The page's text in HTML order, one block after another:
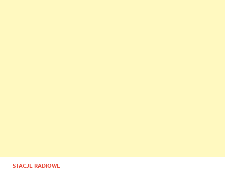
STACJE RADIOWE